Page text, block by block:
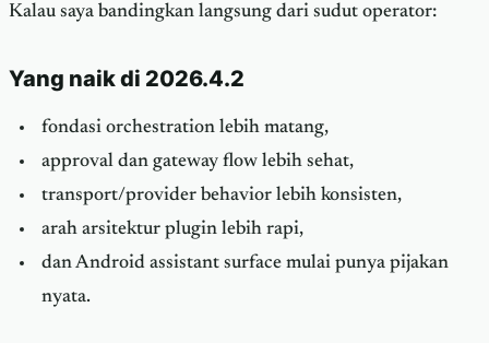
Kalau saya bandingkan langsung dari sudut operator:
Yang naik di 2026.4.2
fondasi orchestration lebih matang,
approval dan gateway flow lebih sehat,
transport/provider behavior lebih konsisten,
arah arsitektur plugin lebih rapi,
dan Android assistant surface mulai punya pijakan
nyata.